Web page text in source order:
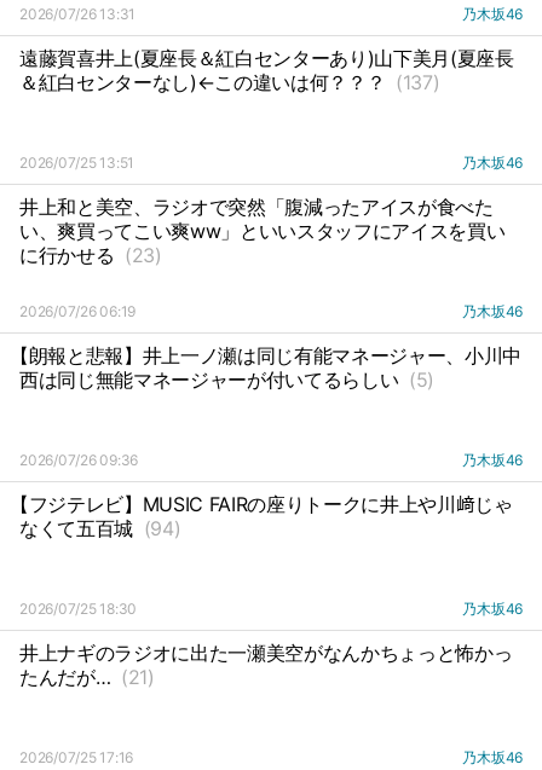
2026/07/26 13:31 乃木坂46
遠藤賀喜井上(夏座長＆紅白センターあり)山下美月(夏座長
＆紅白センターなし)←この違いは何？？？
(137)
2026/07/25 13:51 乃木坂46
井上和と美空、ラジオで突然「腹減ったアイスが食べた
い、爽買ってこい爽ww」といいスタッフにアイスを買い
に行かせる (23)
2026/07/26 06:19 乃木坂46
【朗報と悲報】井上一ノ瀬は同じ有能マネージャー、小川中
西は同じ無能マネージャーが付いてるらしい (5)
2026/07/26 09:36 乃木坂46
【フジテレビ】MUSIC FAIRの座りトークに井上や川﨑じゃ
なくて五百城 (94)
2026/07/25 18:30 乃木坂46
井上ナギのラジオに出た一瀬美空がなんかちょっと怖かっ
たんだが… (21)
2026/07/25 17:16 乃木坂46